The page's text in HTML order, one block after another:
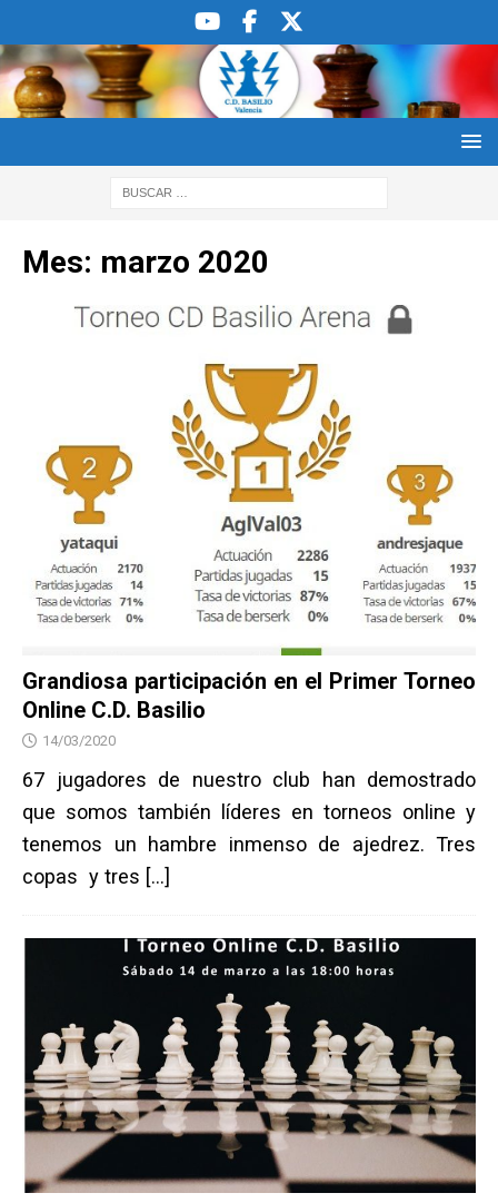
Mes: marzo 2020
Grandiosa participación en el Primer Torneo
Online C.D. Basilio
14/03/2020
67 jugadores de nuestro club han demostrado
que somos también líderes en torneos online y
tenemos un hambre inmenso de ajedrez. Tres
copas y tres […]